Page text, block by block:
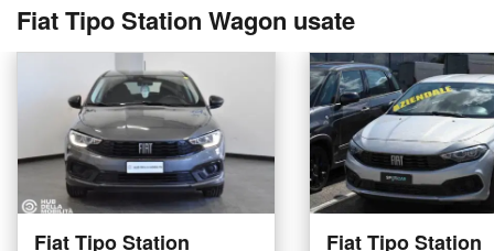
Fiat Tipo Station Wagon usate
Fiat Tipo Station
Fiat Tipo Station